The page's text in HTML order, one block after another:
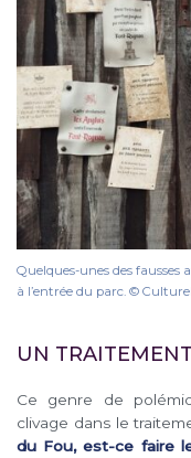
Quelques-unes des fausses
à l’entrée du parc. ©
UN
Ce genre de
clivage dans le
du Fou, est-ce faire